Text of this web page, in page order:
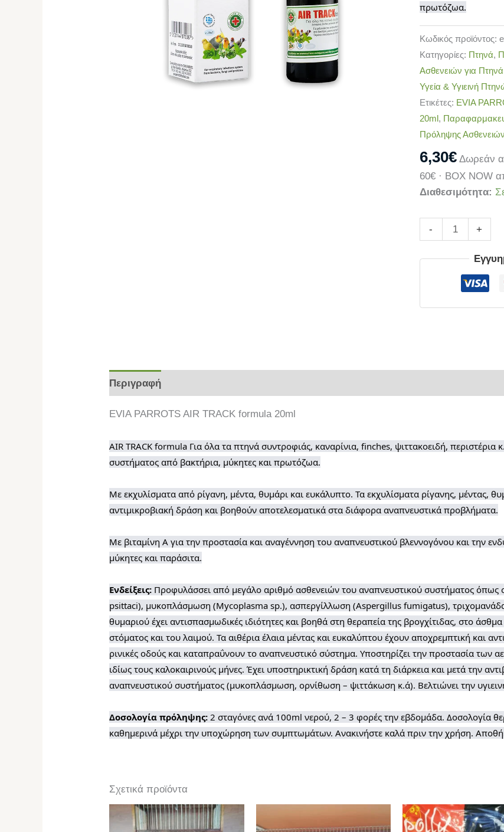
πρωτόζωα.
Κωδικός προϊόντος:
Κατηγορίες: Πτηνά,
Ασθενειών για Πτηνά
Υγεία & Υγιεινή
Ετικέτες: EVIA
20ml,
Πρόληψης Ασθενειών
6,30€ Δωρεάν
60€ · BOX NOW
Διαθεσιμότητα:
- +
Περιγραφή
EVIA PARROTS AIR TRACK formula 20ml
AIR TRACK formula Για όλα τα πτηνά συντροφιάς, καναρίνια, finches, ψιττακοειδή, περιστέρια
συστήματος από βακτήρια, μύκητες και πρωτόζωα.
Με εκχυλίσματα από ρίγανη, μέντα, θυμάρι και ευκάλυπτο. Τα εκχυλίσματα ρίγανης, μέντας,
αντιμικροβιακή δράση και βοηθούν αποτελεσματικά στα διάφορα αναπνευστικά προβλήματα.
Με βιταμίνη Α για την προστασία και αναγέννηση του αναπνευστικού βλεννογόνου και την
μύκητες και παράσιτα.
Ενδείξεις: Προφυλάσσει από μεγάλο αριθμό ασθενειών του αναπνευστικού συστήματος
psittaci), μυκοπλάσμωση (Mycoplasma sp.), ασπεργίλλωση (Aspergillus fumigatus),
θυμαριού έχει αντισπασμωδικές ιδιότητες και βοηθά στη θεραπεία της βρογχίτιδας, στο
στόματος και του λαιμού. Τα αιθέρια έλαια μέντας και ευκαλύπτου έχουν αποχρεμπτική και
ρινικές οδούς και καταπραΰνουν το αναπνευστικό σύστημα. Υποστηρίζει την προστασία των
ιδίως τους καλοκαιρινούς μήνες. Έχει υποστηρικτική δράση κατά τη διάρκεια και μετά την
αναπνευστικού συστήματος (μυκοπλάσμωση, ορνίθωση – ψιττάκωση κ.ά). Βελτιώνει την
Δοσολογία πρόληψης: 2 σταγόνες ανά 100ml νερού, 2 – 3 φορές την εβδομάδα. Δοσολογία
καθημερινά μέχρι την υποχώρηση των συμπτωμάτων. Ανακινήστε καλά πριν την χρήση.
Σχετικά προϊόντα